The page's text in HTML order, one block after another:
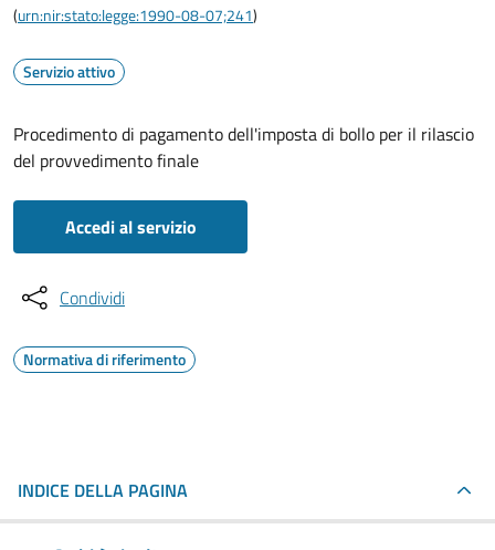
(urn:nir:stato:legge:1990-08-07;241)
Servizio attivo
Procedimento di pagamento dell'imposta di bollo per il rilascio
del provvedimento finale
Accedi al servizio
Condividi
Normativa di riferimento
INDICE DELLA PAGINA